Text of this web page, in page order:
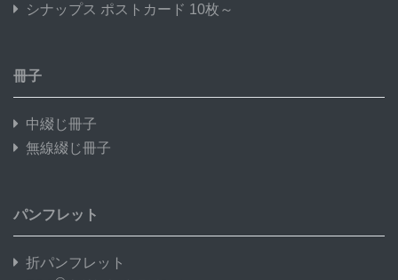
シナップス ポストカード 10枚～
冊子
中綴じ冊子
無線綴じ冊子
パンフレット
折パンフレット